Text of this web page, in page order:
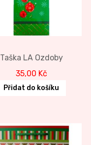
Taška LA Ozdoby
35,00 Kč
Přidat do košíku